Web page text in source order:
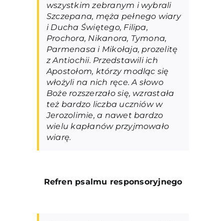
wszystkim zebranym i wybrali
Szczepana, męża pełnego wiary
i Ducha Świętego, Filipa,
Prochora, Nikanora, Tymona,
Parmenasa i Mikołaja, prozelitę
z Antiochii. Przedstawili ich
Apostołom, którzy modląc się
włożyli na nich ręce. A słowo
Boże rozszerzało się, wzrastała
też bardzo liczba uczniów w
Jerozolimie, a nawet bardzo
wielu kapłanów przyjmowało
wiarę.
Refren psalmu responsoryjnego